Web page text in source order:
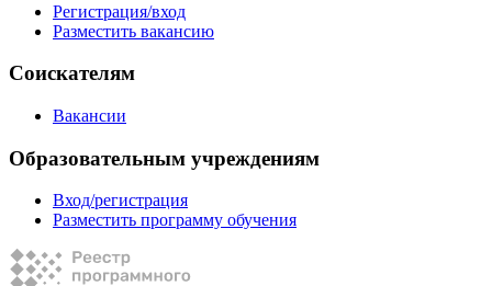
Регистрация/вход
Разместить вакансию
Соискателям
Вакансии
Образовательным учреждениям
Вход/регистрация
Разместить программу обучения